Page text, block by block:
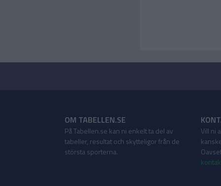
OM TABELLEN.SE
På Tabellen.se kan ni enkelt ta del av
tabeller, resultat och skytteligor från de
största sporterna.
Vill ni